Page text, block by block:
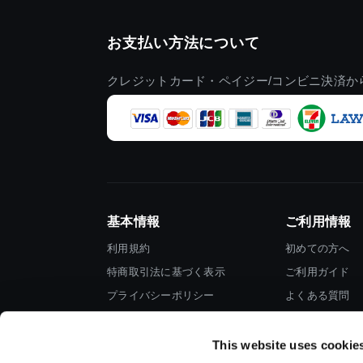
This website uses
お支払い方法について
クレジットカード・ペイジー/コンビニ決済
基本情報
利用規約
特商取引法に基づく表示
プライバシーポリシー
ご利用情報
初めての方へ
ご利用ガイド
よくある質問